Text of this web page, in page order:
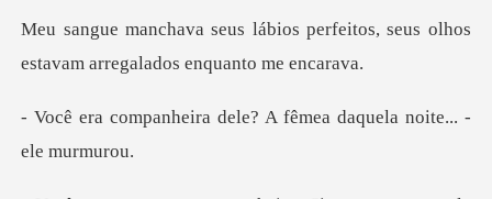
perfeitos, seus olhos
estavam a
dele? A fêmea daquela